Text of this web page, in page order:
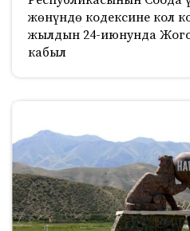
жөнүндө кодексине кол
жылдын 24-июнунда
кабыл